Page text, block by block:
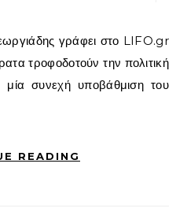
τροφοδοτούν την πολιτική
συνεχή υποβάθμιση του
READING